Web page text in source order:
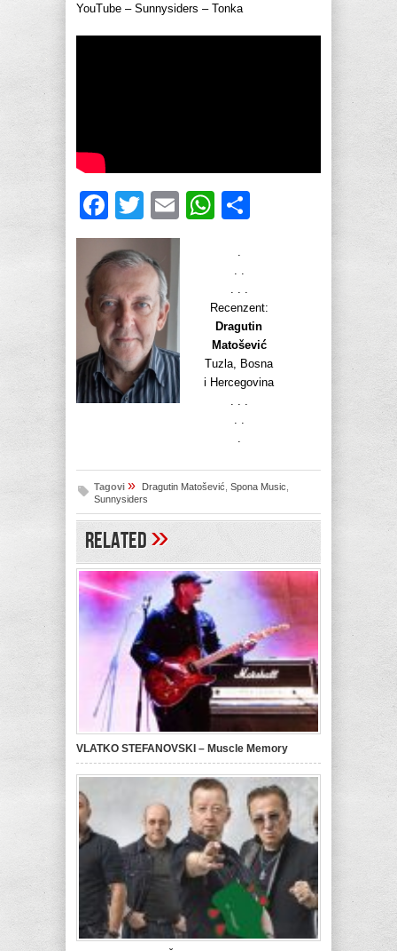
YouTube – Sunnysiders – Tonka
Facebook
Twitter
EmailWhatsApp
Recenzent:
Dragutin
Matošević
Tuzla, Bosna
i Hercegovina
Tagovi » Dragutin Matošević Spona Music
Sunnysiders
Related»
VLATKO STEFANOVSKI – Muscle Memory